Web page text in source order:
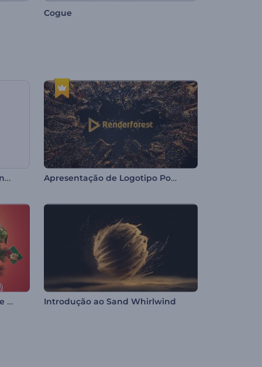
Cogue
Revelação de Logo se Formando Apresentação de Logotipo Poeira Mágica
Introdução Festiva da Bola de Natal Introdução ao Sand Whirlwind